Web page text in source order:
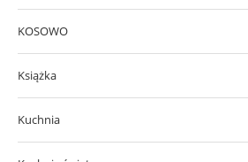
KOSOWO
Książka
Kuchnia